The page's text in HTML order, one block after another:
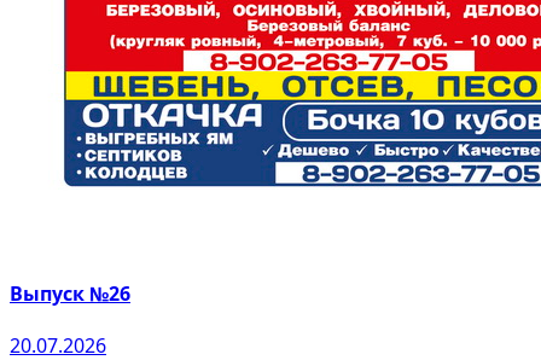
Выпуск №26
20.07.2026